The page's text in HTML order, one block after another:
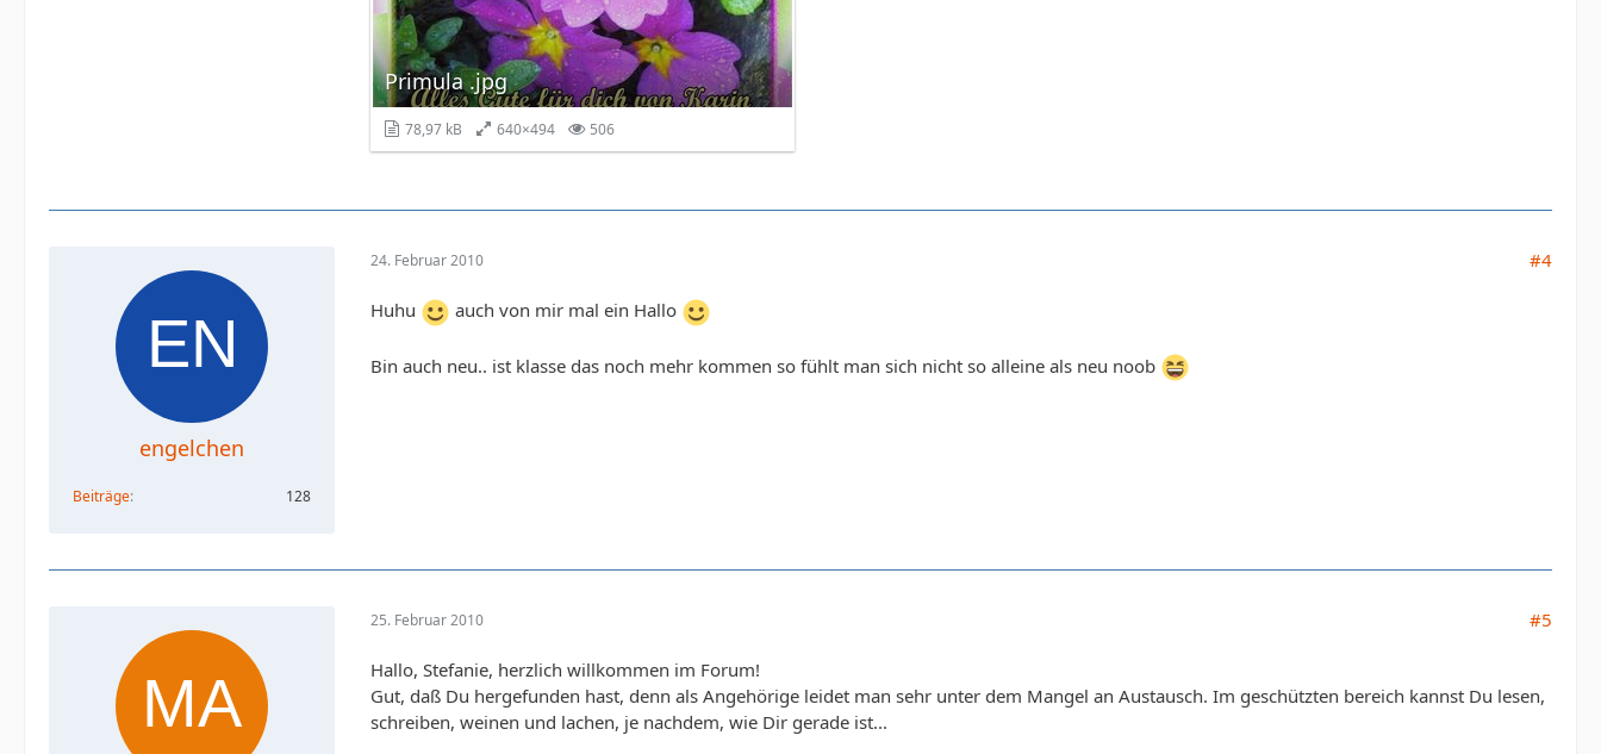
Primula .jpg
78,97 kB 640×494 506
engelchen
Beiträge 128
24. Februar 2010 #4
Huhu auch von mir mal ein Hallo
Bin auch neu.. ist klasse das noch mehr kommen so fühlt man sich nicht so alleine als neu noob
25. Februar 2010 #5
Hallo, Stefanie, herzlich willkommen im Forum!
Gut, daß Du hergefunden hast, denn als Angehörige leidet man sehr unter dem Mangel an Austausch. Im geschützten bereich kannst Du lesen,
schreiben, weinen und lachen, je nachdem, wie Dir gerade ist...